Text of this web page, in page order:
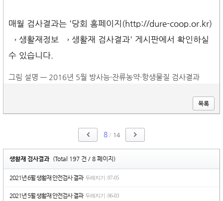
매월 검사결과는 '당회 홈페이지(http://dure-coop.or.kr)
→ 생활재정보 → 생활재 검사결과' 게시판에서 확인하실
수 있습니다.
그림 설명 — 2016년 5월 방사능·잔류농약·항생물질 검사결과
목록
8 / 14
생활재 검사결과 (Total 197 건 / 8 페이지)
2021년 6월 생활재 안전검사 결과 두레지기 07-05
2021년 5월 생활재 안전검사 결과 두레지기 06-03